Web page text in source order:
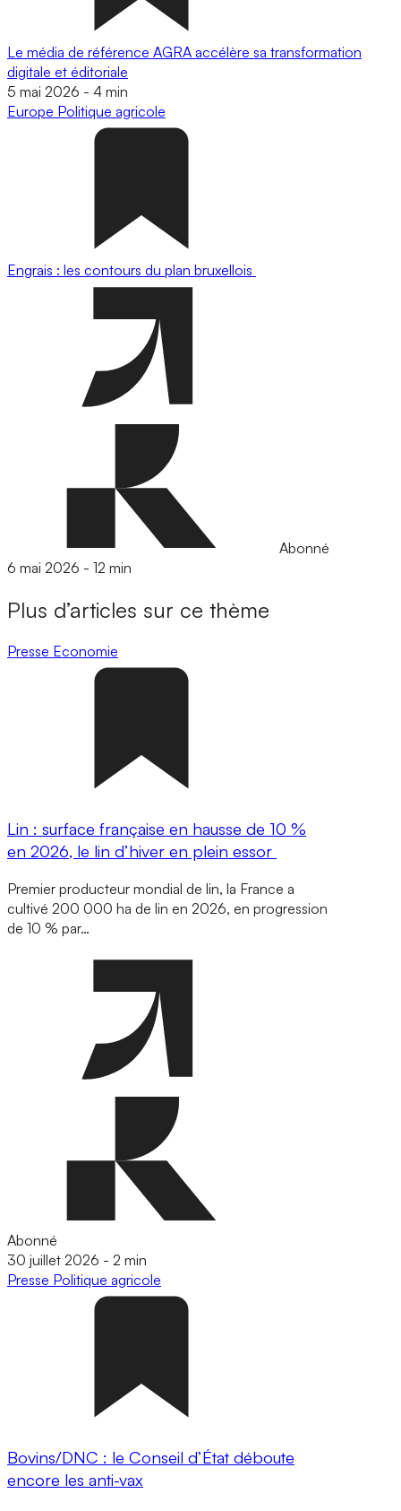
Le média de référence AGRA accélère sa transformation
digitale et éditoriale
5 mai 2026 - 4 min
Europe Politique agricole
Engrais : les contours du plan bruxellois
Abonné
6 mai 2026 - 12 min
Plus d’articles sur ce thème
Presse Economie
Lin : surface française en hausse de 10 %
en 2026, le lin d’hiver en plein essor
Premier producteur mondial de lin, la France a
cultivé 200 000 ha de lin en 2026, en progression
de 10 % par…
Abonné
30 juillet 2026 - 2 min
Presse Politique agricole
Bovins/DNC : le Conseil d’État déboute
encore les anti-vax